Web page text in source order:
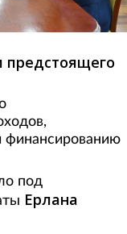
предстоящего
финансированию
под
Ерлана